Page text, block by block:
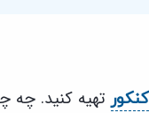
تهیه کنید. چه